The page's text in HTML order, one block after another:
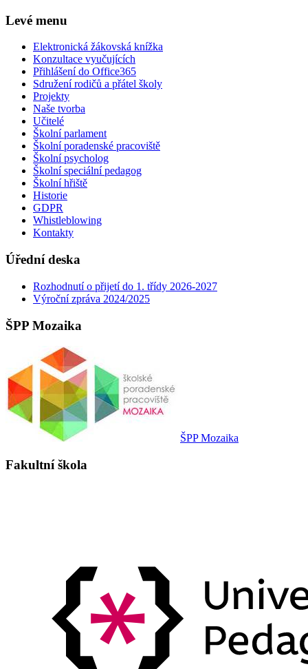
Levé menu
Elektronická žákovská knížka
Konzultace vyučujících
Přihlášení do Office365
Sdružení rodičů a přátel školy
Projekty
Naše tvorba
Učitelé
Školní parlament
Školní poradenské pracoviště
Školní psycholog
Školní speciální pedagog
Školní hřiště
Historie
GDPR
Whistleblowing
Kontakty
Úřední deska
Rozhodnutí o přijetí do 1. třídy 2026-2027
Výroční zpráva 2024/2025
ŠPP Mozaika
ŠPP Mozaika
Fakultní škola